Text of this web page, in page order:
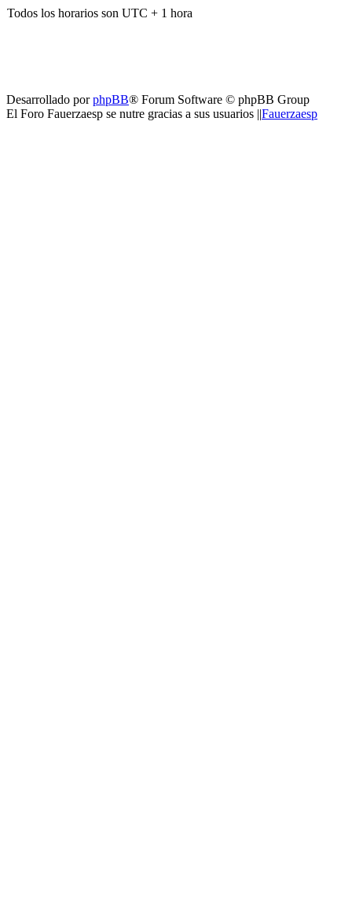
Todos los horarios son UTC + 1 hora
Desarrollado porphpBB® Forum Software © phpBB Group
El Foro Fauerzaesp se nutre gracias a sus usuarios ||Fauerzaesp